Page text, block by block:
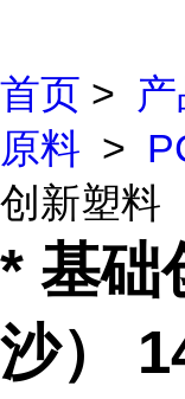
首页 >
原料 >
创新塑料
* 基础
沙）